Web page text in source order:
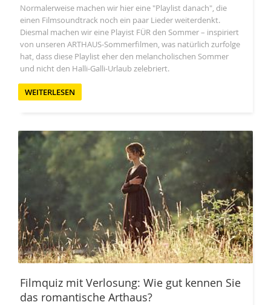
Normalerweise machen wir hier eine "Playlist danach", die
einen Filmsoundtrack noch ein paar Lieder weiterdenkt.
Diesmal machen wir eine Playist FÜR den Sommer – inspiriert
von unseren ARTHAUS-Sommerfilmen, was natürlich zurfolge
hat, dass diese Playlist eher den melancholischen Sommer
und nicht den Halli-Galli-Urlaub zelebriert.
WEITERLESEN
Filmquiz mit Verlosung: Wie gut kennen Sie
das romantische Arthaus?